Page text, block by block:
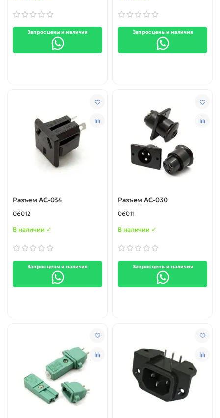
Запрос цены и наличия Запрос цены и наличия
Разъем AC-034
06012
В наличии ✓
Запрос цены и наличия
Разъем AC-030
06011
В наличии ✓
Запрос цены и наличия